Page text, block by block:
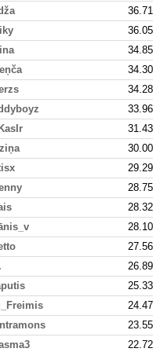
36.71
36.05
34.85
34.30
34.28
33.96
31.43
30.00
29.29
28.75
28.32
28.10
27.56
26.89
25.33
24.47
23.55
22.72